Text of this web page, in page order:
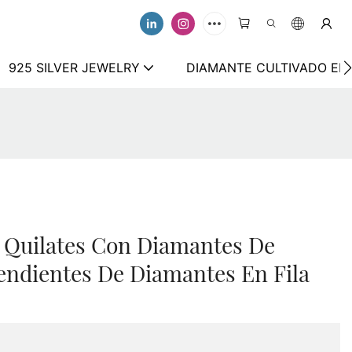
925 SILVER JEWELRY DIAMANTE CULTIVADO EN
Con Diamantes De
De Diamantes En Fila